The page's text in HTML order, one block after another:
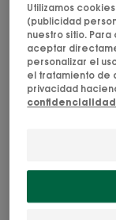
Fabricado en
Actuando
los largos, el
& Estimulante
cabello:
desde la 1ª
cabello
Utilizamos
(publicidad
nuestro sitio.
aceptar
personalizar el
el tratamiento de
privacidad
confidencialidad